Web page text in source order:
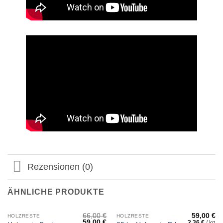
Rezensionen (0)
ÄHNLICHE PRODUKTE
HOLZRESTE 66,00€
HOLZRESTE 59,00€